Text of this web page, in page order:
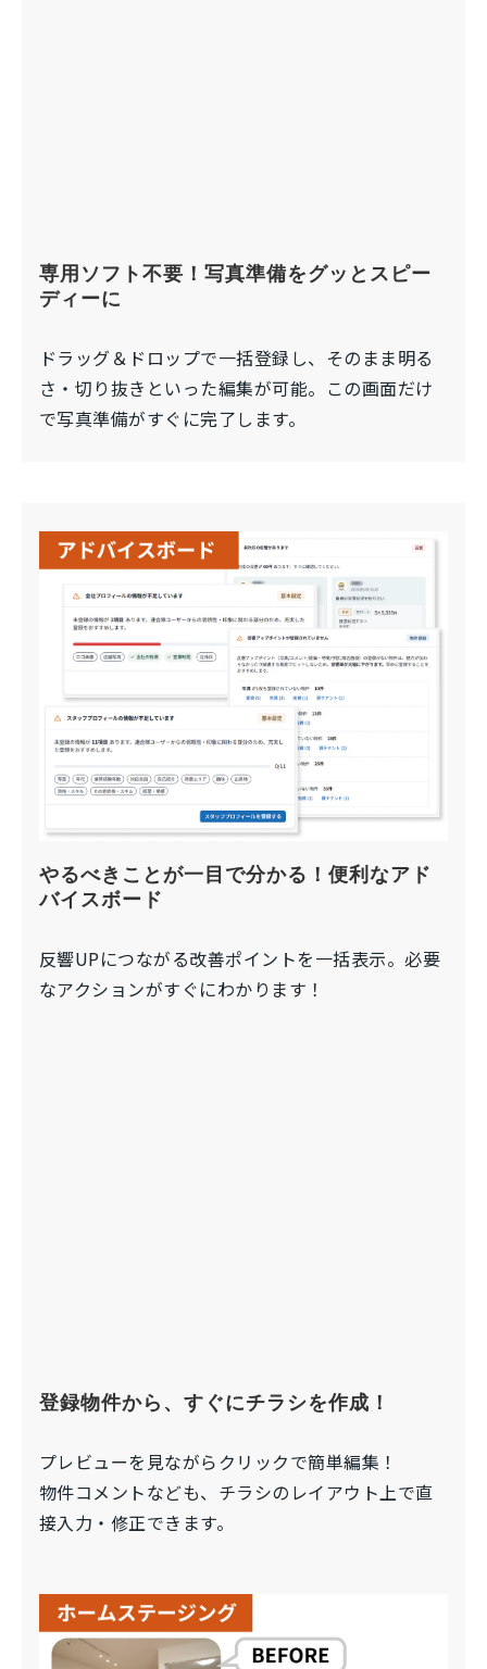
専用ソフト不要！写真準備をグッとスピー
ディーに
ドラッグ＆ドロップで一括登録し、そのまま明る
さ・切り抜きといった編集が可能。この画面だけ
で写真準備がすぐに完了します。
やるべきことが一目で分かる！便利なアド
バイスボード
反響UPにつながる改善ポイントを一括表示。必要
なアクションがすぐにわかります！
登録物件から、すぐにチラシを作成！
プレビューを見ながらクリックで簡単編集！
物件コメントなども、チラシのレイアウト上で直
接入力・修正できます。